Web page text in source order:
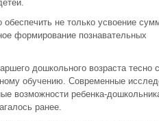
обеспечить не только усвоение
формирование познавательных
дошкольного возраста тесно
обучению. Современные
возможности ребенка-
ранее.